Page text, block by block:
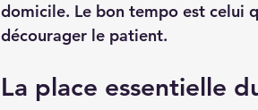
domicile. Le bon tempo est celui
décourager le patient.
La place essentielle